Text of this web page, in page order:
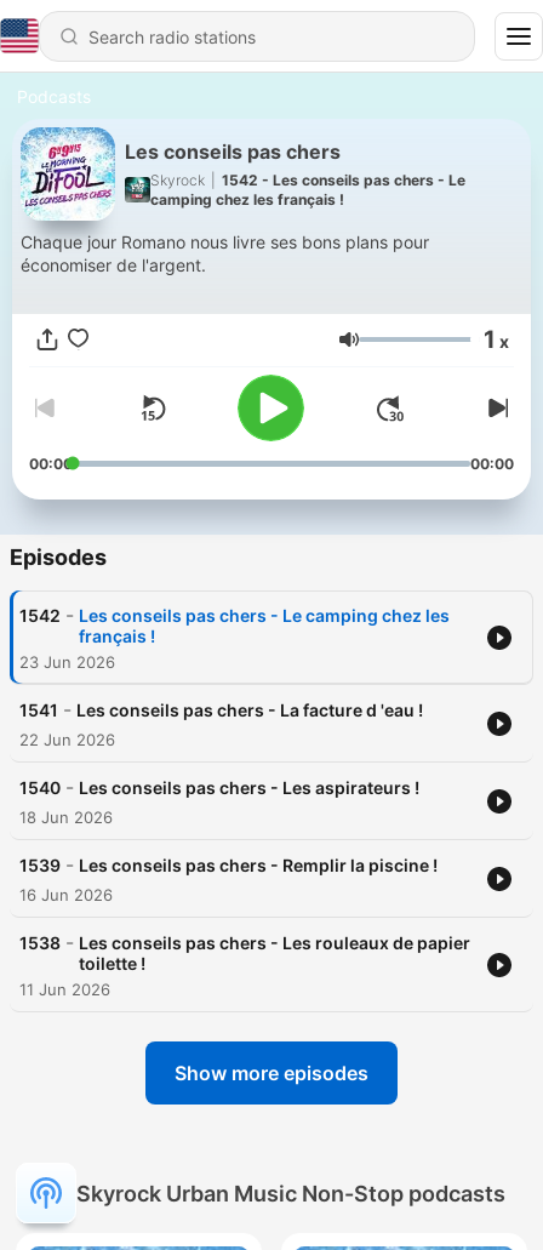
Podcasts
Les conseils pas chers
Skyrock
1542 - Les conseils pas chers - Le
camping chez les français !
Chaque jour Romano nous livre ses bons plans pour
économiser de l'argent.
Volume 1 x
00:00 00:00
Episodes
1542 - Les conseils pas chers - Le camping chez les
français !
23 Jun 2026
1541 - Les conseils pas chers - La facture d 'eau !
22 Jun 2026
1540 - Les conseils pas chers - Les aspirateurs !
18 Jun 2026
1539 - Les conseils pas chers - Remplir la piscine !
16 Jun 2026
1538 - Les conseils pas chers - Les rouleaux de papier
toilette !
11 Jun 2026
Show more episodes
Skyrock Urban Music Non-Stop podcasts